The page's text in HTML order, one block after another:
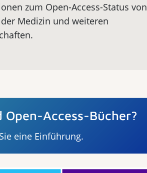
zum Open-Access-Status von
Medizin und weiteren
Open-Access-Bücher?
eine Einführung.